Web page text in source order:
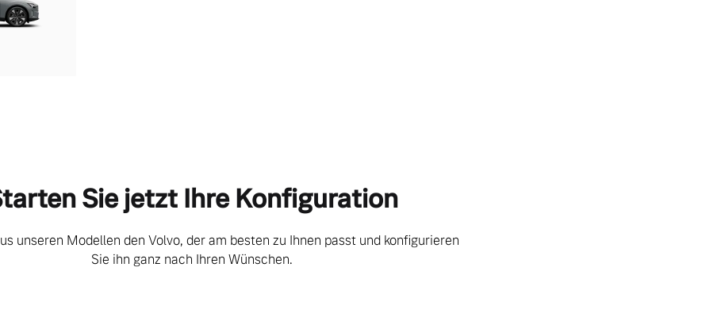
Sie jetzt Ihre Konfiguration
unseren Modellen den Volvo, der am besten zu Ihnen passt und konfigurieren
Sie ihn ganz nach Ihren Wünschen.